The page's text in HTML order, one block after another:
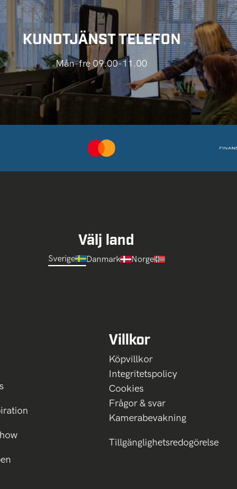
KUNDTJÄNST TELEFON
Mån-fre 09.00-11.00
Välj land
Sverige Danmark Norge
Villkor
Köpvillkor
Integritetspolicy
Cookies
Frågor & svar
Kamerabevakning
Tillgänglighetsredogörelse